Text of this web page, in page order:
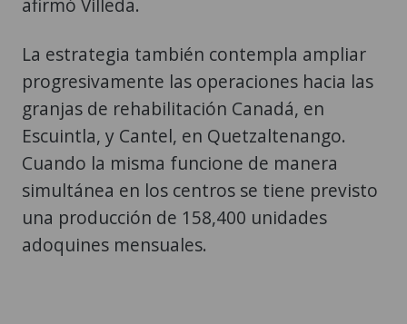
afirmó Villeda.
La estrategia también contempla ampliar
progresivamente las operaciones hacia las
granjas de rehabilitación Canadá, en
Escuintla, y Cantel, en Quetzaltenango.
Cuando la misma funcione de manera
simultánea en los centros se tiene previsto
una producción de 158,400 unidades
adoquines mensuales.